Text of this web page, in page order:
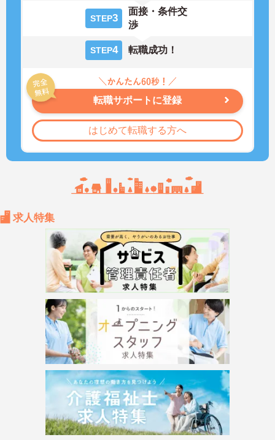
STEP3
面接・条件交
渉
STEP4 転職成功！
転職サポートに登録
はじめて転職する方へ
求人特集